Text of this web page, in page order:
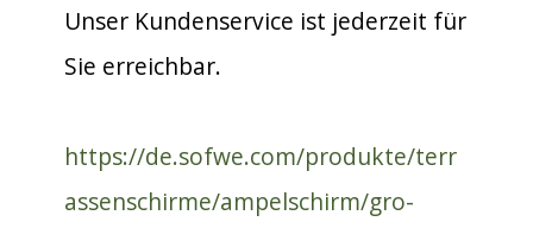
Unser Kundenservice ist jederzeit für
Sie erreichbar.
https://de.sofwe.com/produkte/terr
assenschirme/ampelschirm/gro-